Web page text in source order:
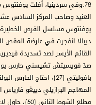
78.وفي سردينيا، أفلت
يوفنتوس مسلسل الفرص الخطيرة
صدّ فويسيتش تشيسني حارس
بافوليتي (27)، احتاج
مطلع الشوط